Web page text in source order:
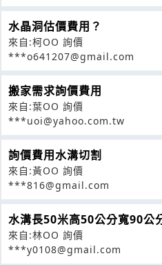
水晶洞估價費用？
來自:柯OO 詢價
***o641207@gmail.com
搬家需求詢價費用
來自:葉OO 詢價
***uoi@yahoo.com.tw
詢價費用水溝切割
來自:黃OO 詢價
***816@gmail.com
水溝長50米高50公分寬90公
來自:林OO 詢價
***y0108@gmail.com